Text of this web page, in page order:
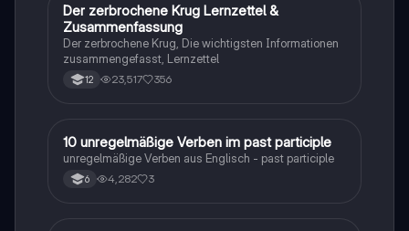
Deutsch
Der zerbrochene Krug Lernzettel &
Zusammenfassung
Der zerbrochene Krug, Die wichtigsten Informationen
zusammengefasst, Lernzettel
12 23,517 356
1 Englisch
10 unregelmäßige Verben im past participle
unregelmäßige Verben aus Englisch - past participle
6 4,282 3